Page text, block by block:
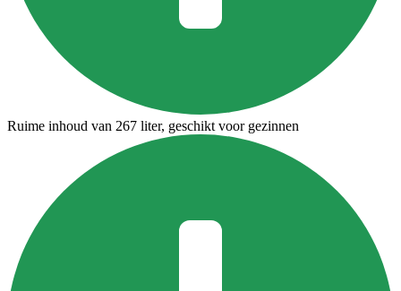
Ruime inhoud van 267 liter, geschikt voor gezinnen